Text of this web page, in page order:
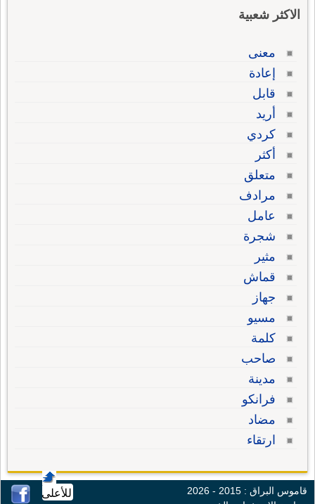
الاكثر شعبية
معنى
إعادة
قابل
أريد
كردي
أكثر
متعلق
مرادف
عامل
شجرة
مثير
قماش
جهاز
مسيو
كلمة
صاحب
مدينة
فرانكو
مضاد
ارتقاء
للأعلى
قاموس البراق : 2015 - 2026